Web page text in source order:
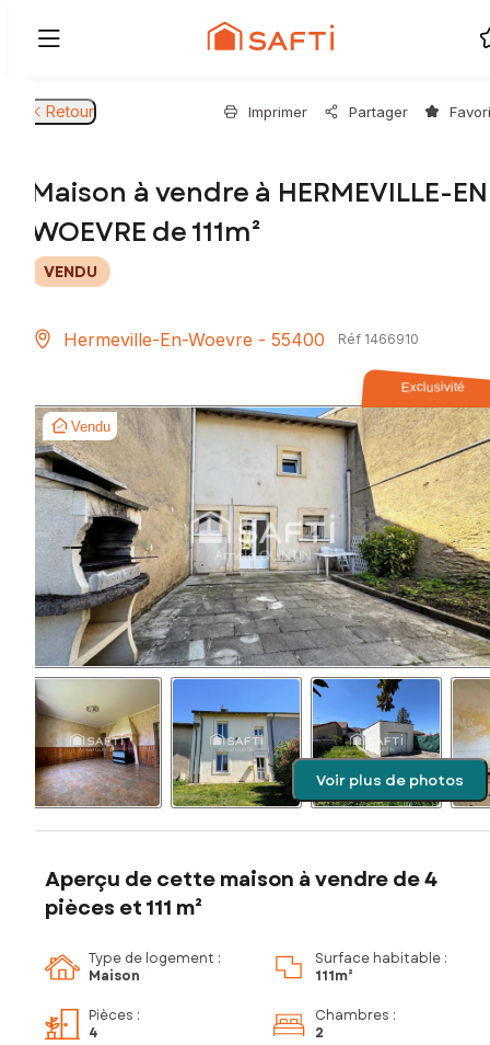
Retour Imprimer Partager
Maison à vendre à HERMEVILLE-
WOEVRE de 111m²
VENDU
Hermeville-En-Woevre - 55400 Réf 1466910
Exclusivité
Vendu
Voir plus de photos
Aperçu de cette maison à vendre de 4
pièces et 111 m²
Type de logement :
Maison
Surface habitable :
111m²
Pièces :
4
Chambres :
2